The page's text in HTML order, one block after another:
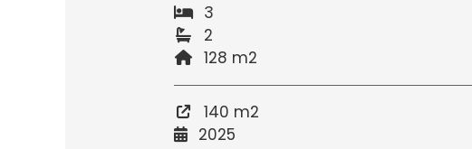
3
2
128 m2
140 m2
2025